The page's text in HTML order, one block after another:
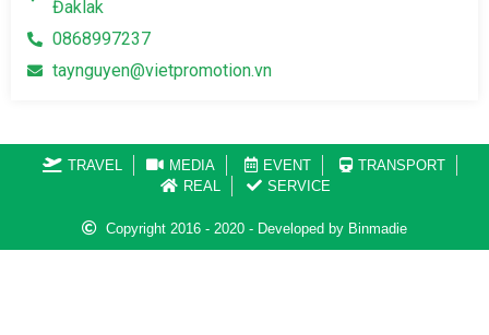
Đaklak
0868997237
taynguyen@vietpromotion.vn
Copyright 2016 - 2020 - Developed by Binmadie
TRAVEL MEDIA EVENT
TRANSPORT
REAL
SERVICE